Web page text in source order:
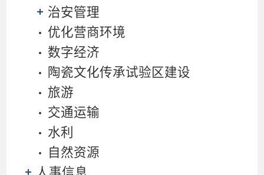
治安管理
优化营商环境
数字经济
陶瓷文化传承试验区建设
旅游
交通运输
水利
自然资源
人事信息